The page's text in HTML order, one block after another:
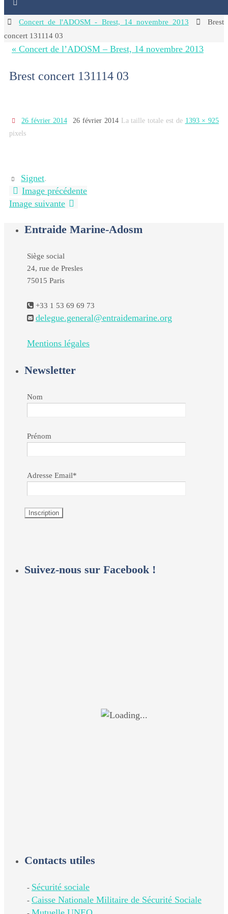
HomeConcert de l'ADOSM - Brest, 14 novembre 2013
Brest
concert 131114 03
« Concert de l’ADOSM – Brest, 14 novembre 2013
Brest concert 131114 03
26 février 2014 26 février 2014 La taille totale est de 1393 × 925
pixels
Signet.
Image précédente
Image suivante
Entraide Marine-Adosm
Siège social
24, rue de Presles
75015 Paris
+33 1 53 69 69 73
delegue.general@entraidemarine.org
Mentions légales
Newsletter
Nom
Prénom
Adresse Email*
Suivez-nous sur Facebook !
Contacts utiles
- Sécurité sociale
- Caisse Nationale Militaire de Sécurité Sociale